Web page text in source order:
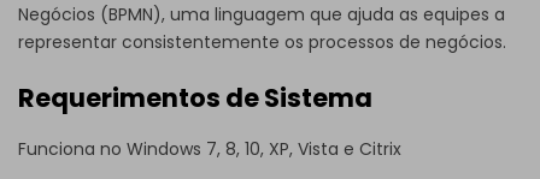
Negócios (BPMN), uma linguagem que ajuda as equipes a
representar consistentemente os processos de negócios.
Requerimentos de Sistema
Funciona no Windows 7, 8, 10, XP, Vista e Citrix